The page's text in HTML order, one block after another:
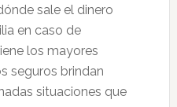
sale el dinero
en caso de
los mayores
seguros brindan
situaciones que